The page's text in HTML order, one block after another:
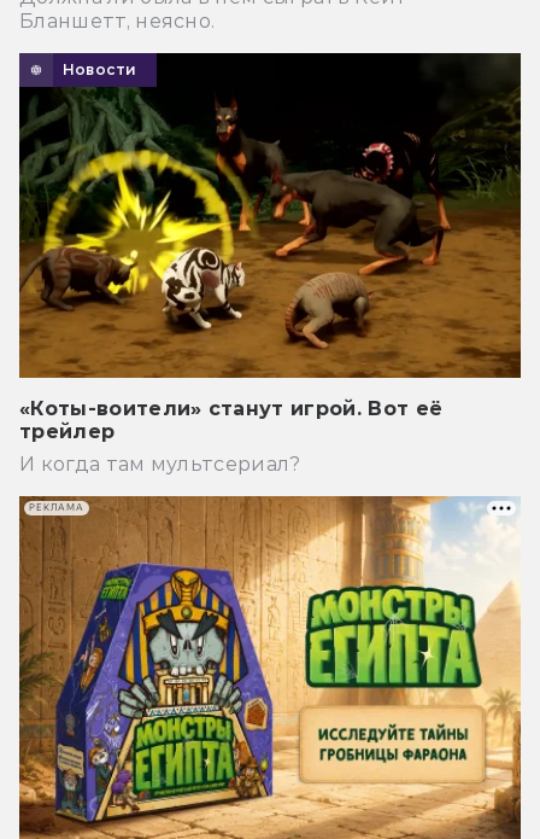
Бланшетт, неясно.
Новости
«Коты-воители» станут игрой. Вот её
трейлер
И когда там мультсериал?
РЕКЛАМА